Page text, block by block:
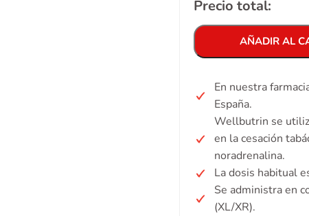
Precio total:
AÑADIR AL
En nuestra
España.
Wellbutrin se
en la cesación
noradrenalina.
La dosis habitual
Se administra en
(XL/XR).